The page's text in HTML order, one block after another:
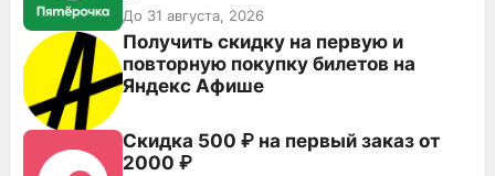
До 31 августа, 2026
Получить скидку на первую и
повторную покупку билетов на
Яндекс Афише
Скидка 500 ₽ на первый заказ от
2000 ₽